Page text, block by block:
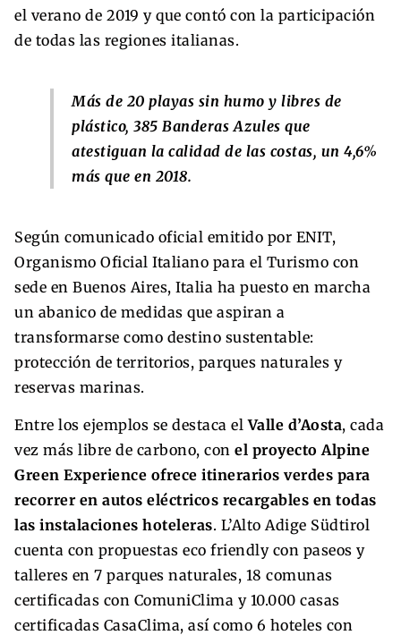
el verano de 2019 y que contó con la participación
de todas las regiones italianas.
Más de 20 playas sin humo y libres de
plástico, 385 Banderas Azules que
atestiguan la calidad de las costas, un 4,6%
más que en 2018.
Según comunicado oficial emitido por ENIT,
Organismo Oficial Italiano para el Turismo con
sede en Buenos Aires, Italia ha puesto en marcha
un abanico de medidas que aspiran a
transformarse como destino sustentable:
protección de territorios, parques naturales y
reservas marinas.
Entre los ejemplos se destaca elValle d’Aosta, cada
vez más libre de carbono, con el proyecto Alpine
Green Experience ofrece itinerarios verdes para
recorrer en autos eléctricos recargables en todas
las instalaciones hoteleras. L’Alto Adige Südtirol
cuenta con propuestas eco friendly con paseos y
talleres en 7 parques naturales, 18 comunas
certificadas con ComuniClima y 10.000 casas
certificadas CasaClima, así como 6 hoteles con